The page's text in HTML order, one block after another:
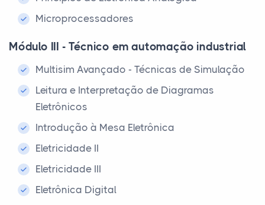
Microprocessadores
Módulo III - Técnico em automação industrial
Multisim Avançado - Técnicas de Simulação
Leitura e Interpretação de Diagramas
Eletrônicos
Introdução à Mesa Eletrônica
Eletricidade II
Eletricidade III
Eletrônica Digital